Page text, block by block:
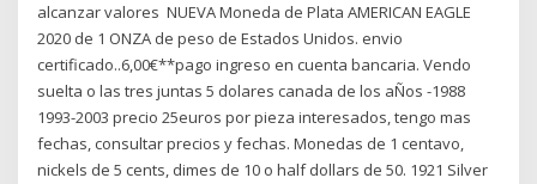
alcanzar valores NUEVA Moneda de Plata AMERICAN EAGLE
2020 de 1 ONZA de peso de Estados Unidos. envio
certificado..6,00€**pago ingreso en cuenta bancaria. Vendo
suelta o las tres juntas 5 dolares canada de los aÑos -1988
1993-2003 precio 25euros por pieza interesados, tengo mas
fechas, consultar precios y fechas. Monedas de 1 centavo,
nickels de 5 cents, dimes de 10 o half dollars de 50. 1921 Silver